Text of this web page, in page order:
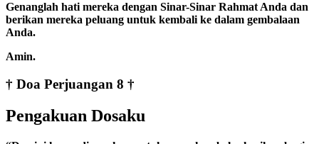
Genanglah hati mereka dengan Sinar-Sinar Rahmat Anda dan
berikan mereka peluang untuk kembali ke dalam gembalaan
Anda.
Amin.
† Doa Perjuangan 8 †
Pengakuan Dosaku